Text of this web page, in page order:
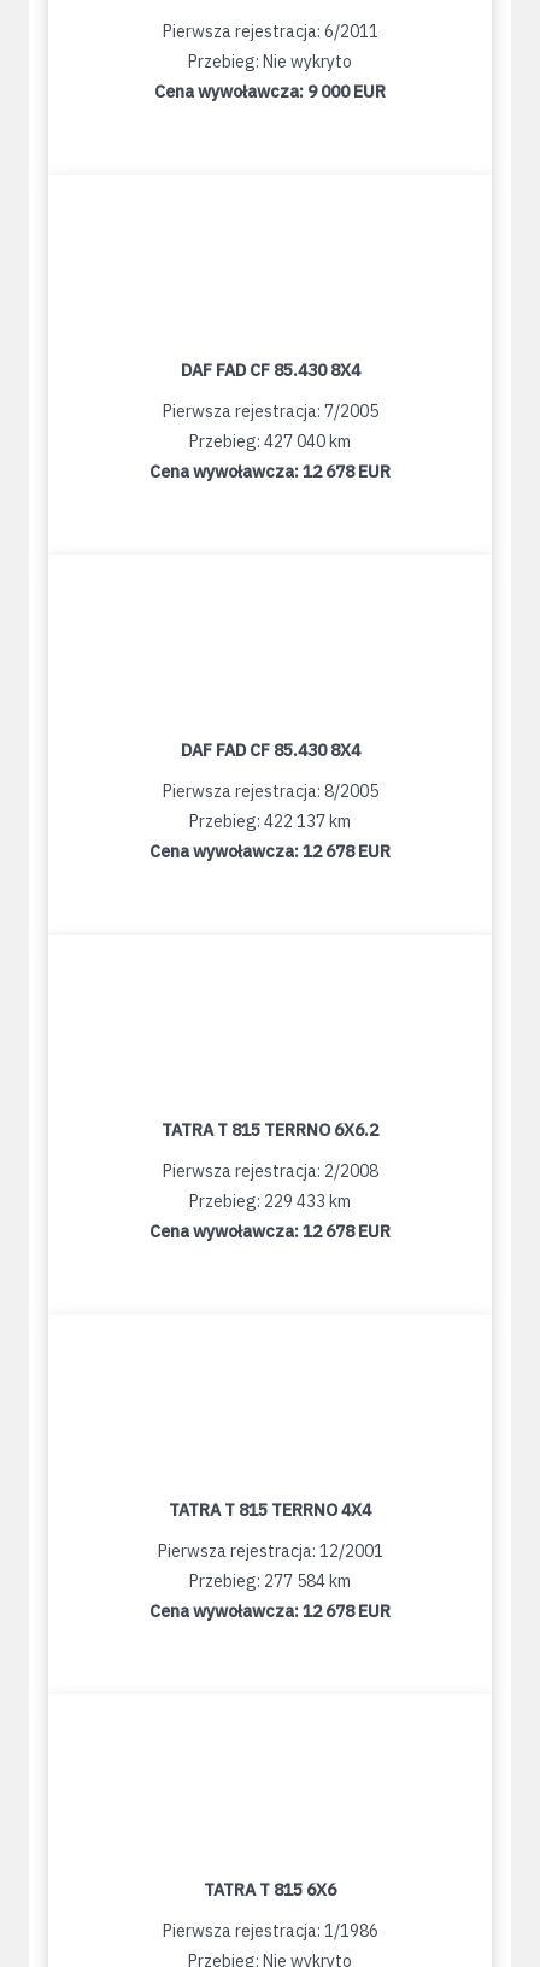
Pierwsza rejestracja: 6/2011
Przebieg: Nie wykryto
Cena wywoławcza: 9 000 EUR
DAF FAD CF 85.430 8X4
Pierwsza rejestracja: 7/2005
Przebieg: 427 040 km
Cena wywoławcza:12 678 EUR
DAF FAD CF 85.430 8X4
Pierwsza rejestracja: 8/2005
Przebieg: 422 137 km
Cena wywoławcza:12 678 EUR
TATRA T 815 TERRNO 6X6.2
Pierwsza rejestracja: 2/2008
Przebieg: 229 433 km
Cena wywoławcza:12 678 EUR
TATRA T 815 TERRNO 4X4
Pierwsza rejestracja: 12/2001
Przebieg: 277 584 km
Cena wywoławcza:12 678 EUR
TATRA T 815 6X6
Pierwsza rejestracja: 1/1986
Przebieg: Nie wykryto